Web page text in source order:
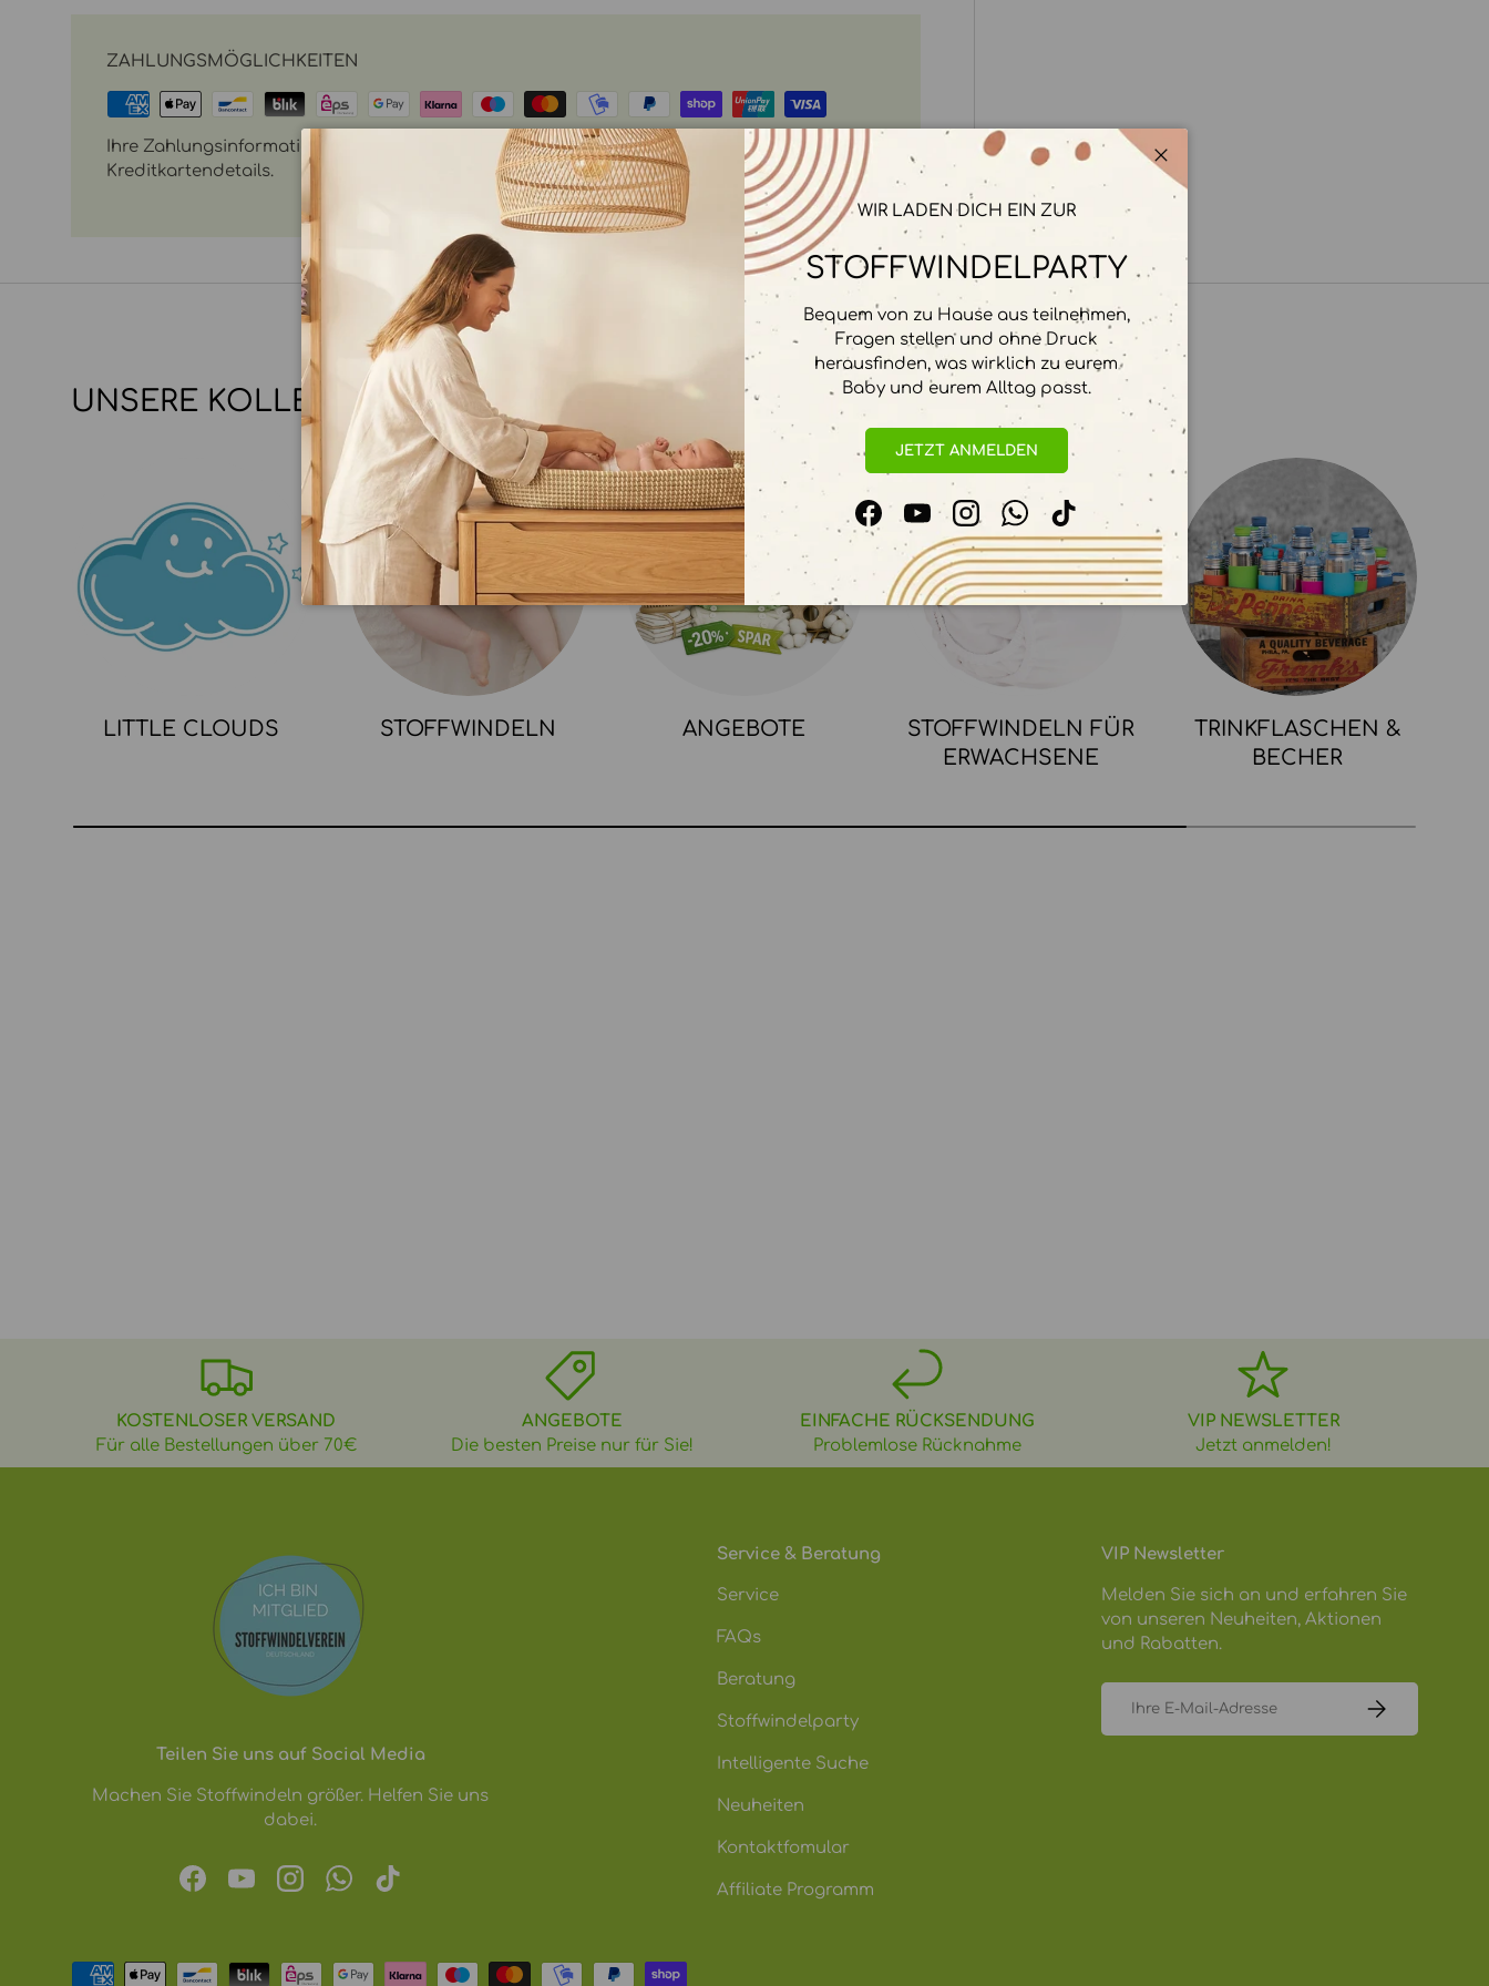
ZAHLUNGSMÖGLICHKEITEN
Ihre Zahlungsinformationen werden sicher verarbeitet. Wir speichern keine
Kreditkartendetails.
UNSERE KOLLEKTIONEN
LITTLE CLOUDS STOFFWINDELN ANGEBOTE
STOFFWINDELN FÜR
ERWACHSENE
TRINKFLASCHEN &
BECHER
Schließen
WIR LADEN DICH EIN ZUR
STOFFWINDELPARTY
Bequem von zu Hause aus teilnehmen,
Fragen stellen und ohne Druck
herausfinden, was wirklich zu eurem
Baby und eurem Alltag passt.
JETZT ANMELDEN
FacebookYouTubeInstagramWhatsApp
TikTok
KOSTENLOSER VERSAND
Für alle Bestellungen über 70€
ANGEBOTE
Die besten Preise nur für Sie!
EINFACHE RÜCKSENDUNG
Problemlose Rücknahme
VIP NEWSLETTER
Jetzt anmelden!
Teilen Sie uns auf Social Media
Machen Sie Stoffwindeln größer. Helfen Sie uns
dabei.
FacebookYouTubeInstagramWhatsApp
TikTok
Service & Beratung
Service
FAQs
Beratung
Stoffwindelparty
Intelligente Suche
Neuheiten
Kontaktfomular
Affiliate Programm
VIP Newsletter
Melden Sie sich an und erfahren Sie
von unseren Neuheiten, Aktionen
und Rabatten.
ABONNIEREN
Zahlungsmethoden